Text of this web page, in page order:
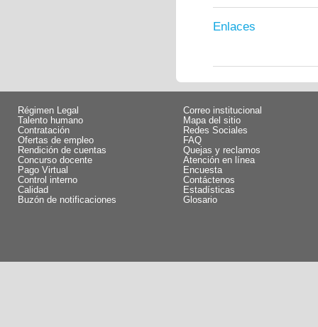
Enlaces
Régimen Legal
Talento humano
Contratación
Ofertas de empleo
Rendición de cuentas
Concurso docente
Pago Virtual
Control interno
Calidad
Buzón de notificaciones
Correo institucional
Mapa del sitio
Redes Sociales
FAQ
Quejas y reclamos
Atención en línea
Encuesta
Contáctenos
Estadísticas
Glosario